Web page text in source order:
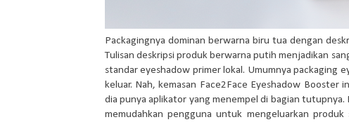
Packagingnya dominan berwarna biru tua dengan
Tulisan deskripsi produk berwarna putih menjadikan
standar eyeshadow primer lokal. Umumnya packaging
keluar. Nah, kemasan Face2Face Eyeshadow
dia punya aplikator yang menempel di bagian
memudahkan pengguna untuk mengeluarkan